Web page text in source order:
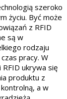
szeroko
życiu. Być może
z RFID
są w
rodzaju
pracy. W
ukrywa się
produktu z
a w